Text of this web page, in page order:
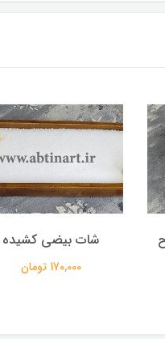
شات بیضی کشیده
170,000 تومان